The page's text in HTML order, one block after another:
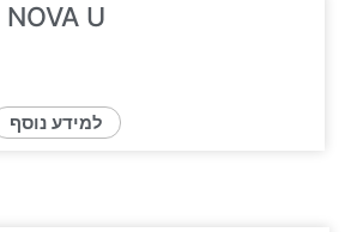
NOVA U
למידע נוסף